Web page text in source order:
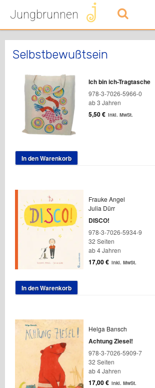
Jungbrunnen
Selbstbewußtsein
Ich bin ich-Tragtasche
978-3-7026-5966-0
ab 3 Jahren
5,50€ inkl. MwSt.
In den Warenkorb
Frauke Angel
Julia Dürr
DISCO!
978-3-7026-5934-9
32 Seiten
ab 4 Jahren
17,00€ inkl. MwSt.
In den Warenkorb
Helga Bansch
Achtung Ziesel!
978-3-7026-5909-7
32 Seiten
ab 4 Jahren
17,00€ inkl. MwSt.